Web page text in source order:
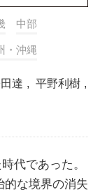
中部
・沖縄
達 , 平野利樹 ,
代であった。
的な境界の消失